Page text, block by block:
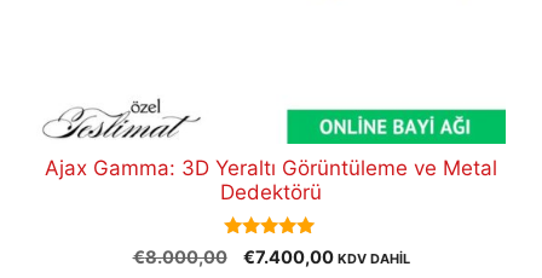
Ajax Gamma: 3D Yeraltı Görüntüleme ve Metal
Dedektörü
5.00
out of 5
€8.000,00
Orijinal
€7.400,00Şu
KDV DAHİL